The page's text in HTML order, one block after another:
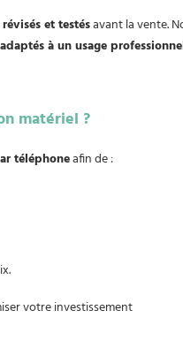
et testésavant la vente.
à un usage
matériel ?
téléphoneafin de :
votre investissement